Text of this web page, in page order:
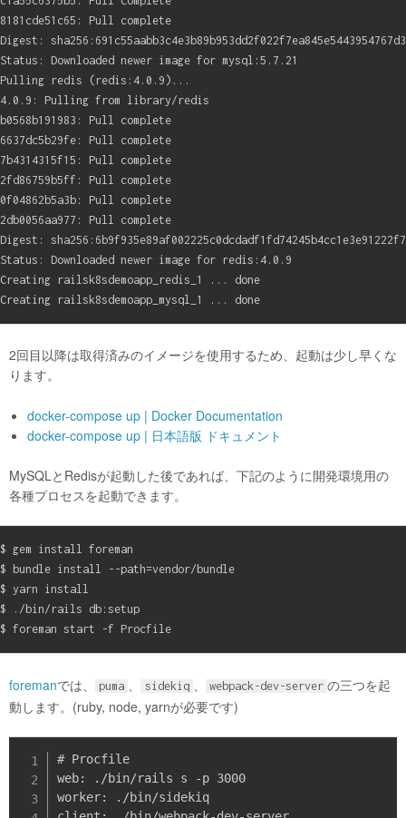
8181cde51c65: Pull complete
Digest:
Status: Downloaded newer image for mysql:5.7.21
Pulling redis (redis:4.0.9)...
4.0.9: Pulling from library/redis
b0568b191983: Pull complete
6637dc5b29fe: Pull complete
7b4314315f15: Pull complete
2fd86759b5ff: Pull complete
0f04862b5a3b: Pull complete
2db0056aa977: Pull complete
Digest:
Status: Downloaded newer image for redis:4.0.9
Creating railsk8sdemoapp_redis_1 ... done
2回目以降は取得済みのイメージを使用するため、起動は少し早くな
ります。
docker-compose up | Docker Documentation
docker-compose up | 日本語版 ドキュメント
MySQLとRedisが起動した後であれば、下記のように開発環境用の
各種プロセスを起動できます。
$ gem install foreman
$ bundle install --path=vendor/bundle
$ yarn install
$ ./bin/rails db:setup
foremanでは、 puma sidekiq webpack-dev-server の三つを起
動します。(ruby, node, yarnが必要です)
# Procfile
web: ./bin/rails s -p 3000
worker: ./bin/sidekiq